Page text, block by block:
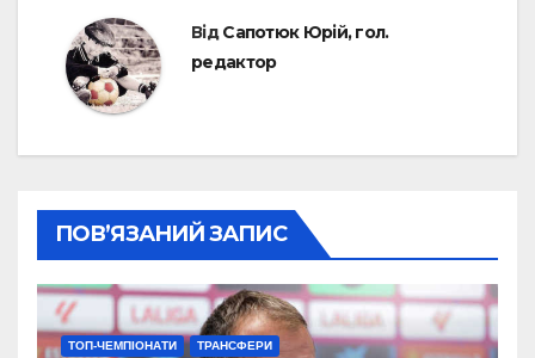
ВідСапотюк Юрій, гол.
редактор
ПОВ’ЯЗАНИЙ ЗАПИС
ТОП-ЧЕМПІОНАТИ ТРАНСФЕРИ